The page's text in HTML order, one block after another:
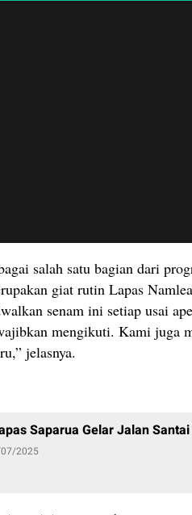
salah satu bagian dari
giat rutin Lapas
senam ini setiap usai
mengikuti. Kami juga
jelasnya.
Saparua Gelar Jalan
2025